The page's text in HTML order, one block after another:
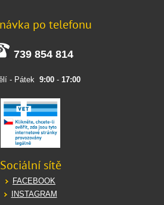
po telefonu
739 854 814
- Pátek 9:00- 17:00
Sociální sítě
FACEBOOK
INSTAGRAM